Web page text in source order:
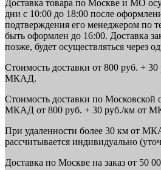
Доставка товара по Москве и МО
дни с 10:00 до 18:00 после
подтверждения его менеджером по
быть оформлен до 16:00. Доставка
позже, будет осуществляться через
Стоимость доставки от 800 руб. +
МКАД.
Стоимость доставки по Московской
МКАД от 800 руб. + 30 руб./км от
При удаленности более 30 км от
рассчитывается индивидуально
Доставка по Москве на заказ от 50